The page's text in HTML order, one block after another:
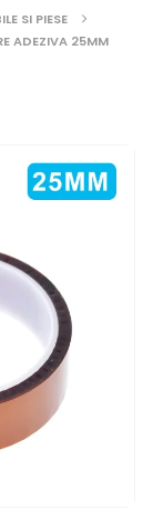
SI PIESE
ADEZIVA 25MM